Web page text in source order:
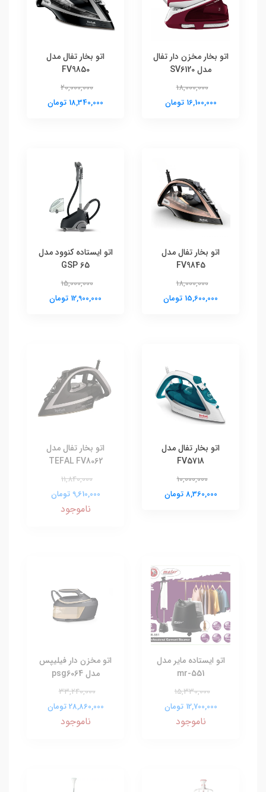
اتو بخار مخزن دار تفال
مدل SV6120
18,000,000
16,100,000 تومان
اتو بخار تفال مدل
FV9850
20,000,000
18,340,000 تومان
اتو بخار تفال مدل
FV9845
18,000,000
15,600,000 تومان
اتو ایستاده کنوود مدل
GSP 65
15,000,000
12,900,000 تومان
اتو بخار تفال مدل
FV5718
10,000,000
8,360,000 تومان
اتو بخار تفال مدل
TEFAL FV8062
11,840,000
9,610,000 تومان
ناموجود
اتو ایستاده مایر مدل
mr-551
15,330,000
12,700,000 تومان
ناموجود
اتو مخزن دار فیلیپس
مدل psg6064
33,240,000
28,860,000 تومان
ناموجود